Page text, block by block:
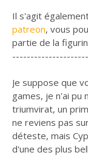
Il s'agit
patreon, vous
partie de la
Je suppose que
games, je n'ai pu
triumvirat, un
ne reviens pas
déteste, mais
d'une des plus